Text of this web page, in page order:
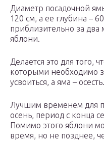
Диаметр посадочной
120 см, а ее глубина –
приблизительно за два
яблони.
Делается это для того,
которыми необходимо
усвоиться, а яма – осесть.
Лучшим временем для
осень, период с конца
Помимо этого яблони
время, но не позднее,